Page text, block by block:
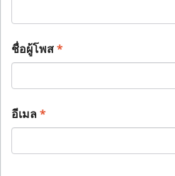
ชื่อผู้โพส*
อีเมล*